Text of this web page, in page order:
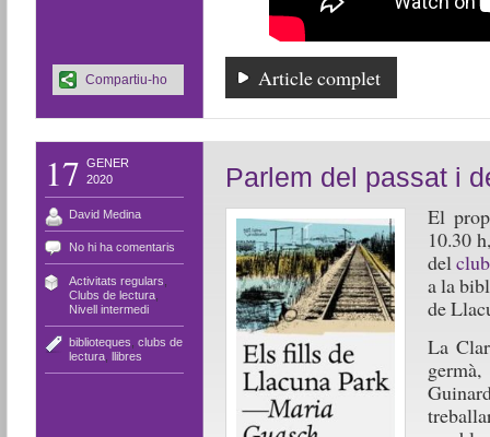
Article complet
Compartiu-ho
17 GENER
2020
David Medina
No hi ha comentaris
Activitats regulars
Clubs de lectura,
Nivell intermedi
biblioteques clubs de
lectura, llibres
Parlem del passat i
El
10.30
del
a la
de
La